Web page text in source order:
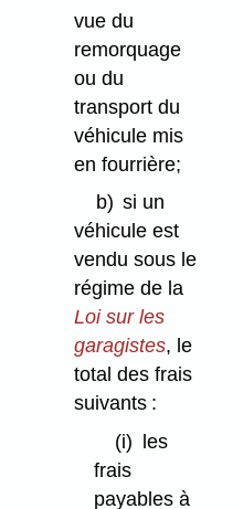
vue du
remorquage
ou du
transport du
véhicule mis
en fourrière;
b) si un
véhicule est
vendu sous le
régime de la
Loi sur les
garagistes, le
total des frais
suivants :
(i)
les
frais
payables à